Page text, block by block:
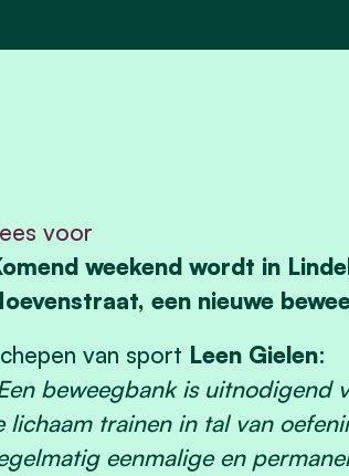
voor
weekend wordt in
een nieuwe
van sport Leen Gielen:
beweegbank is uitnodigend
lichaam trainen in tal van
eenmalige en